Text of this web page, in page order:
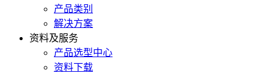
产品类别
解决方案
资料及服务
产品选型中心
资料下载